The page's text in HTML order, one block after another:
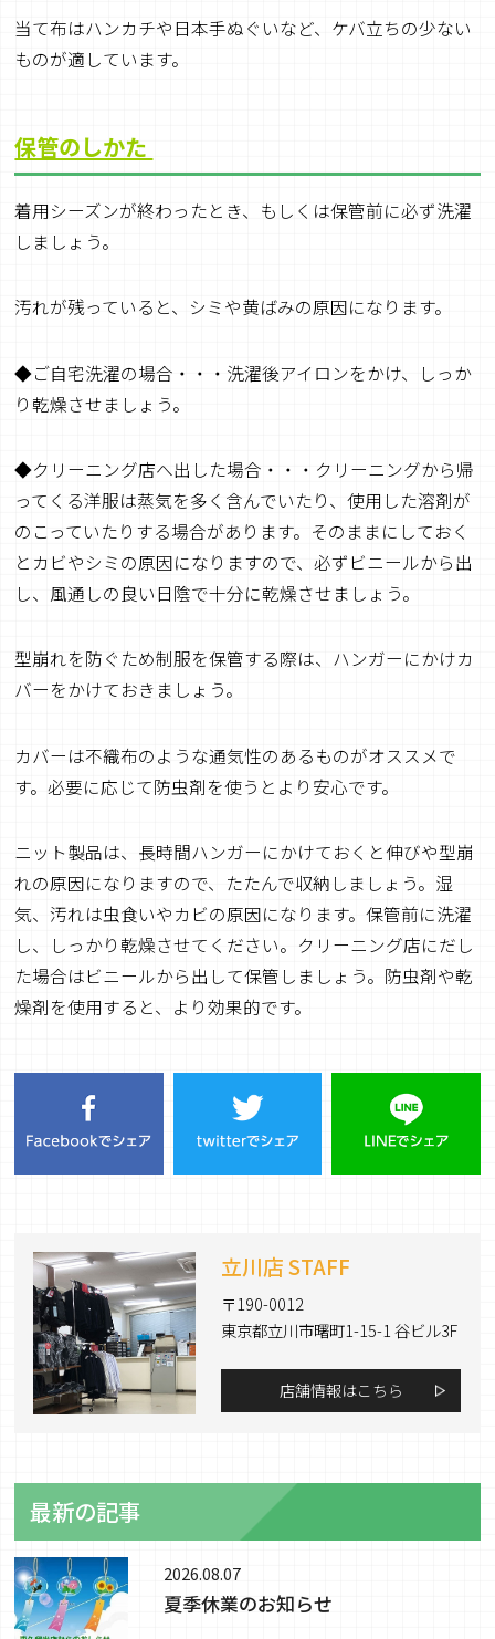
当て布はハンカチや日本手ぬぐいなど、ケバ立ちの少ない
ものが適しています。
保管のしかた
着用シーズンが終わったとき、もしくは保管前に必ず洗濯
しましょう。
汚れが残っていると、シミや黄ばみの原因になります。
◆ご自宅洗濯の場合・・・洗濯後アイロンをかけ、しっか
り乾燥させましょう。
◆クリーニング店へ出した場合・・・クリーニングから帰
ってくる洋服は蒸気を多く含んでいたり、使用した溶剤が
のこっていたりする場合があります。そのままにしておく
とカビやシミの原因になりますので、必ずビニールから出
し、風通しの良い日陰で十分に乾燥させましょう。
型崩れを防ぐため制服を保管する際は、ハンガーにかけカ
バーをかけておきましょう。
カバーは不織布のような通気性のあるものがオススメで
す。必要に応じて防虫剤を使うとより安心です。
ニット製品は、長時間ハンガーにかけておくと伸びや型崩
れの原因になりますので、たたんで収納しましょう。湿
気、汚れは虫食いやカビの原因になります。保管前に洗濯
し、しっかり乾燥させてください。クリーニング店にだし
た場合はビニールから出して保管しましょう。防虫剤や乾
燥剤を使用すると、より効果的です。
立川店 STAFF
〒190-0012
東京都立川市曙町1-15-1 谷ビル3F
店舗情報はこちら
最新の記事
2026.08.07
夏季休業のお知らせ